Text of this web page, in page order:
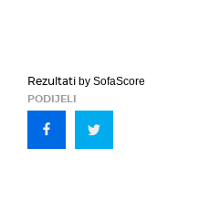
Rezultati by SofaScore
PODIJELI